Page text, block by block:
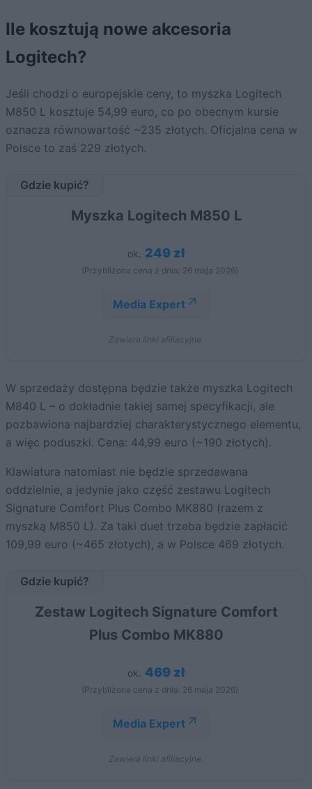
Ile kosztują nowe akcesoria
Logitech?
Jeśli chodzi o europejskie ceny, to myszka Logitech
M850 L kosztuje 54,99 euro, co po obecnym kursie
oznacza równowartość ~235 złotych. Oficjalna cena w
Polsce to zaś 229 złotych.
Gdzie kupić?
Myszka Logitech M850 L
ok. 249 zł
(Przybliżona cena z dnia: 26 maja 2026)
Media Expert
Zawiera linki afiliacyjne.
W sprzedaży dostępna będzie także myszka Logitech
M840 L – o dokładnie takiej samej specyfikacji, ale
pozbawiona najbardziej charakterystycznego elementu,
a więc poduszki. Cena: 44,99 euro (~190 złotych).
Klawiatura natomiast nie będzie sprzedawana
oddzielnie, a jedynie jako część zestawu Logitech
Signature Comfort Plus Combo MK880 (razem z
myszką M850 L). Za taki duet trzeba będzie zapłacić
109,99 euro (~465 złotych), a w Polsce 469 złotych.
Gdzie kupić?
Zestaw Logitech Signature Comfort
Plus Combo MK880
ok. 469 zł
(Przybliżona cena z dnia: 26 maja 2026)
Media Expert
Zawiera linki afiliacyjne.